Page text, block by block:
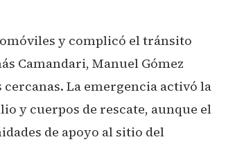
y complicó el tránsito
Camandari, Manuel Gómez
La emergencia activó la
y cuerpos de rescate, aunque el
de apoyo al sitio del